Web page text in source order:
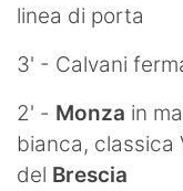
linea di porta
3' - Calvani
2' - Monza in
bianca, classica
del Brescia